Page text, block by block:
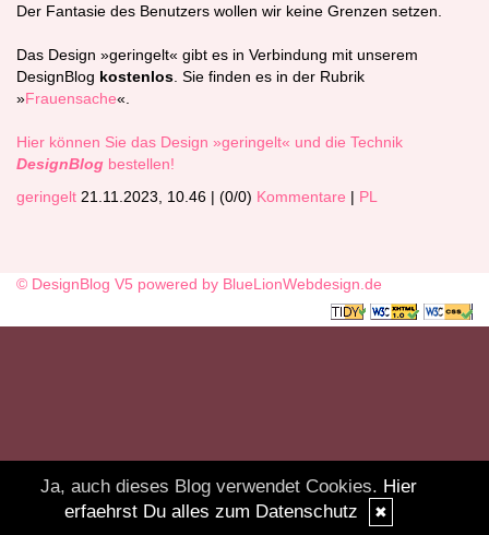
Der Fantasie des Benutzers wollen wir keine Grenzen setzen.
Das Design »geringelt« gibt es in Verbindung mit unserem
DesignBlog kostenlos . Sie finden es in der Rubrik
»Frauensache«.
Hier können Sie das Design »geringelt« und die Technik
DesignBlog bestellen!
geringelt 21.11.2023, 10.46 | (0/0) Kommentare | PL
© DesignBlog V5 powered by BlueLionWebdesign.de
Ja, auch dieses Blog verwendet Cookies. Hier
erfaehrst Du alles zum Datenschutz
✖